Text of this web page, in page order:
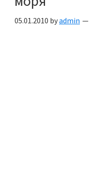
05.01.2010 byadmin